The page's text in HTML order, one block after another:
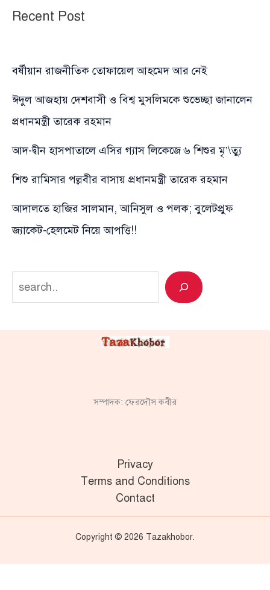
Recent Post
বর্ষীয়ান রাজনীতিক তোফায়েল আহমেদ আর নেই
ঈদুল আজহায় দেশবাসী ও বিশ্ব মুসলিমকে শুভেচ্ছা জানালেন
প্রধানমন্ত্রী তারেক রহমান
আদ-দ্বীন হাসপাতালে এসির গ্যাস লিকেজে ৬ শিশুর মৃ’\ত্যু
শিশু রামিসার পল্লবীর বাসায় প্রধানমন্ত্রী তারেক রহমান
আদালতে হাজির সালমান, আনিসুল ও পলক; বুলেটপ্রুফ
জ্যাকেট-হেলমেট নিয়ে আপত্তি!!
Search
সম্পাদক: ফেরদৌস কবীর
Privacy
Terms and Conditions
Contact
Copyright © 2026 Tazakhobor.